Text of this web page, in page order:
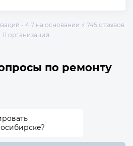
- 4.7 на основании ⚡ 745 отзывов
11 организаций.
по ремонту